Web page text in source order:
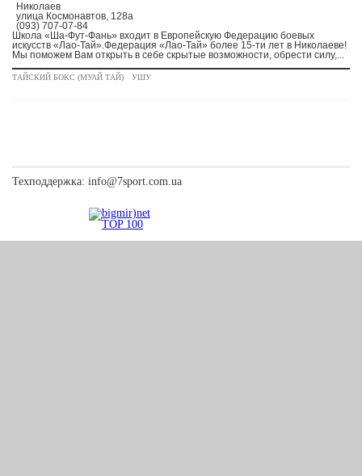
Николаев
улица Космонавтов, 128а
(093) 707-07-84
Школа «Ша-Фут-Фань» входит в Европейскую Федерацию боевых
искусств «Лао-Тай».Федерация «Лао-Тай» более 15-ти лет в Николаеве!
Мы поможем Вам открыть в себе скрытые возможности, обрести силу,...
ТАЙСКИЙ БОКС (МУАЙ ТАЙ) УШУ
Техподдержка: info@7sport.com.ua